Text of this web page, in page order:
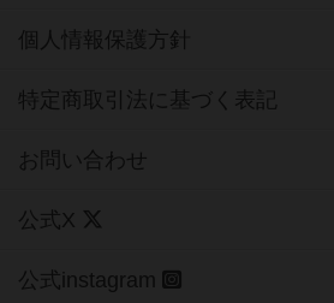
個人情報保護方針
特定商取引法に基づく表記
お問い合わせ
公式X
公式instagram